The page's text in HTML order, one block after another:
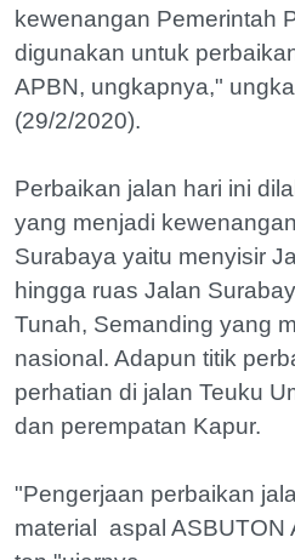
kewenangan Pemerintah
digunakan untuk
APBN, ungkapnya,"
(29/2/2020).
Perbaikan jalan hari ini
yang menjadi
Surabaya yaitu menyisir
hingga ruas Jalan
Tunah, Semanding yang
nasional. Adapun titik
perhatian di jalan Teuku
dan perempatan Kapur.
"Pengerjaan perbaikan
material aspal ASBUTON